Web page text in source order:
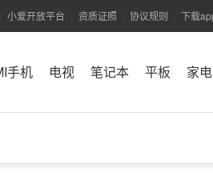
小爱开放平台 资质证照 协议规则 下载
手机 电视 笔记本 平板 家电